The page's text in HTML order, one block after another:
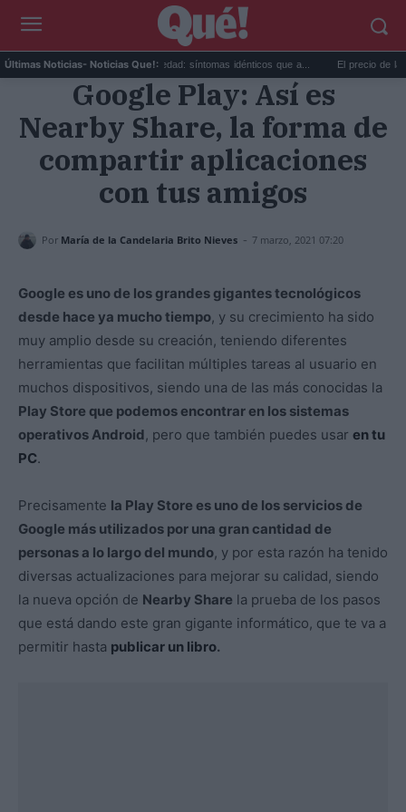
Últimas Noticias- Noticias Que!:
Calor extremo y ansiedad: síntomas idénticos que a... El precio de la
Google Play: Así es
Nearby Share, la forma de
compartir aplicaciones
con tus amigos
Por María de la Candelaria Brito Nieves - 7 marzo, 2021 07:20
Google es uno de los grandes gigantes tecnológicos
desde hace ya mucho tiempo, y su crecimiento ha sido
muy amplio desde su creación, teniendo diferentes
herramientas que facilitan múltiples tareas al usuario en
muchos dispositivos, siendo una de las más conocidas la
Play Store que podemos encontrar en los sistemas
operativos Android, pero que también puedes usar en tu
PC.
Precisamente la Play Store es uno de los servicios de
Google más utilizados por una gran cantidad de
personas a lo largo del mundo, y por esta razón ha tenido
diversas actualizaciones para mejorar su calidad, siendo
la nueva opción de Nearby Share la prueba de los pasos
que está dando este gran gigante informático, que te va a
permitir hasta publicar un libro.